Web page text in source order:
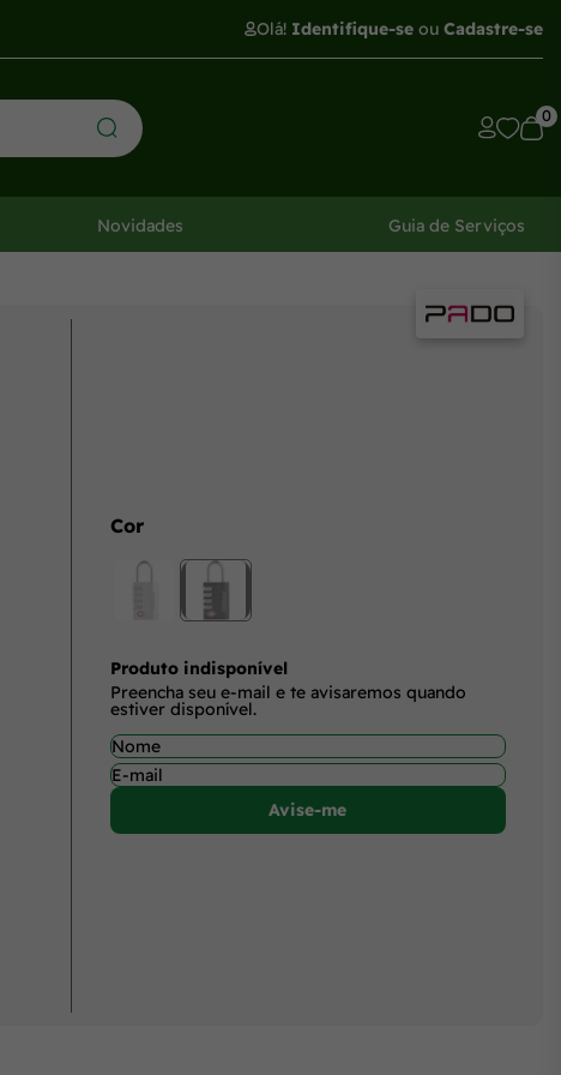
Olá! Identifique-se ou Cadastre-se
0
Novidades Guia de Serviços
Cor
Produto indisponível
Preencha seu e-mail e te avisaremos quando
estiver disponível.
Avise-me